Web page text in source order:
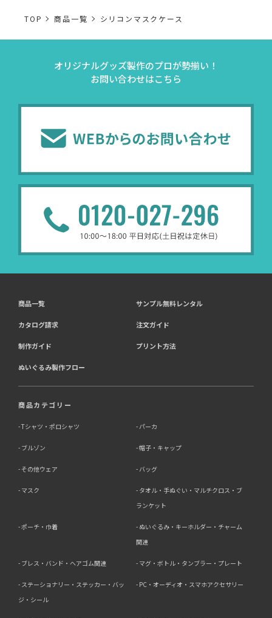
TOP 商品一覧 シリコンマスクケース
オリジナルグッズ製作のプロが勢揃い！
お問い合わせはこちら
商品一覧 サンプル無料レンタル
カタログ請求 注文ガイド
制作ガイド プリント方法
ぬいぐるみ製作フロー
商品カテゴリー
Tシャツ・ポロシャツ パーカ
ブルゾン 帽子・キャップ
その他ウェア バッグ
マスク
タオル・手ぬぐい・マルチクロス・ブ
ランケット
ポーチ・巾着
ぬいぐるみ・キーホルダー・チャーム
関連
ブレス・バンド・ヘアゴム関連 マグ・ボトル・タンブラー・プレート
ステーショナリー・ステッカー・バッ
ジ・シール
PC・オーディオ・スマホアクセサリー